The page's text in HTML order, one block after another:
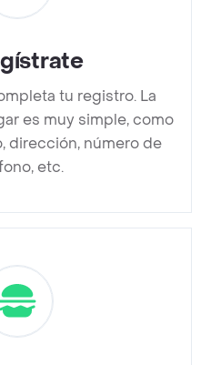
tu registro. La
es muy simple, como
dirección, número de
etc.